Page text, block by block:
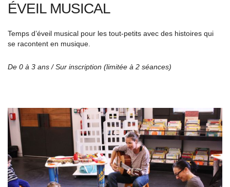
ÉVEIL MUSICAL
Temps d’éveil musical pour les tout-petits avec des histoires qui
se racontent en musique.
De 0 à 3 ans /Sur inscription (limitée à 2 séances)